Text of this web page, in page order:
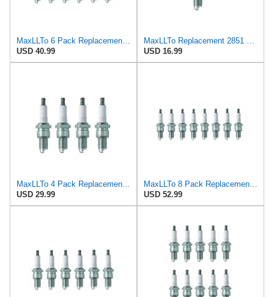
MaxLLTo 6 Pack Replacement 2851 V-Power Spark Plug for Bosch 7501 7595 W7DCR WR6D WR6DC WR6DCX WR7D
USD 40.99
MaxLLTo Replacement 2851 V-Power Spark Plug for Bosch 7501 7595 W7DCR WR6D WR6DC WR6DCX WR7D WR7DC
USD 16.99
MaxLLTo 4 Pack Replacement 2851 V-Power Spark Plug for Bosch 7501 7595 W7DCR WR6D WR6DC WR6DCX WR7D
USD 29.99
MaxLLTo 8 Pack Replacement 2851 V-Power Spark Plug for Bosch 7501 7595 W7DCR WR6D WR6DC WR6DCX WR7D
USD 52.99